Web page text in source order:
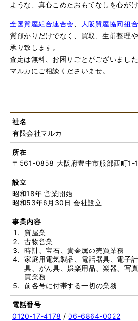
ような、真心こめたおもてなしを心がけ
全国質屋組合連合会 大阪質屋協同組合
質預かりだけでなく、買取、生前整理
承り致します。
査定は無料、お困りごとがございまし
マルカにご相談くださいませ。
社名
有限会社マルカ
所在
〒561-0858 大阪府豊中市服部西町1-
設立
昭和18年 営業開始
昭和53年6月30日 会社設立
事業内容
質屋業
古物営業
時計、宝石、貴金属の売買業務
家庭用電気製品、電話器具、電子
具、がん具、娯楽用品、楽器、写
買業務
前各号に付帯する一切の業務
電話番号
0120-17-4178 /06-6864-0022